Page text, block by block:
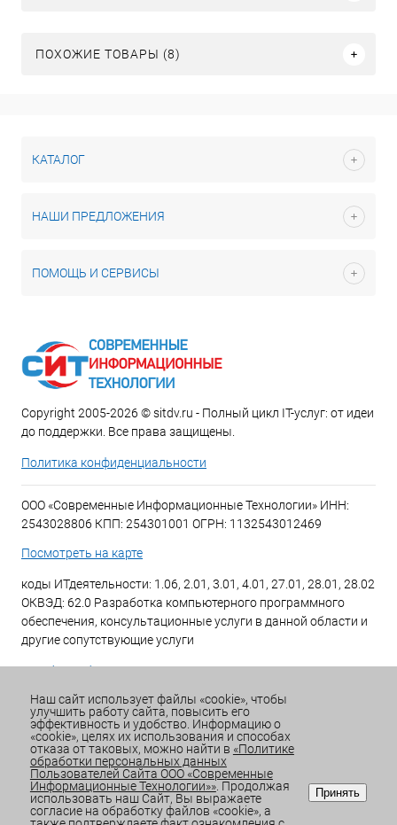
ПОХОЖИЕ ТОВАРЫ (8)
КАТАЛОГ
НАШИ ПРЕДЛОЖЕНИЯ
ПОМОЩЬ И СЕРВИСЫ
Copyright 2005-2026 © sitdv.ru - Полный цикл IT-услуг: от идеи
до поддержки. Все права защищены.
Политика конфиденциальности
ООО «Современные Информационные Технологии» ИНН:
2543028806 КПП: 254301001 ОГРН: 1132543012469
Посмотреть на карте
коды ИТдеятельности: 1.06, 2.01, 3.01, 4.01, 27.01, 28.01, 28.02
ОКВЭД: 62.0 Разработка компьютерного программного
обеспечения, консультационные услуги в данной области и
другие сопутствующие услуги
Email:office@sitdv.ru
График работы Пн-Пт: с 9:00 до 18:00 Сб/Вс: Выходной
Наш сайт использует файлы «cookie», чтобы
улучшить работу сайта, повысить его
эффективность и удобство. Информацию о
«cookie», целях их использования и способах
отказа от таковых, можно найти в «Политике
обработки персональных данных
Пользователей Сайта ООО «Современные
Информационные Технологии»». Продолжая
использовать наш Сайт, Вы выражаете
согласие на обработку файлов «cookie», а
Принять